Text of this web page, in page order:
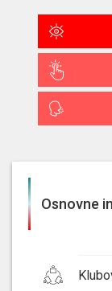
Osnovne